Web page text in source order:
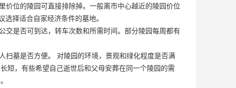
价位的陵园可直接排除掉。一般离市中心越近的陵园价位
选择适合自家经济条件的墓地。
交是否可到达，转车次数和所需时间。部分陵园每周都有
扫墓是否方便。 对陵园的环境，景观和绿化程度是否满
短，有些希望自己逝世后和父母安葬在同一个陵园的需